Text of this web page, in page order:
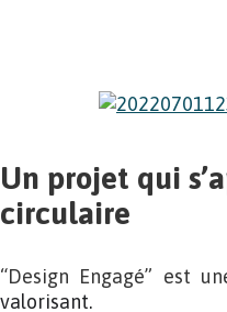
Un projet qui
circulaire
“Design Engagé” est
valorisant.